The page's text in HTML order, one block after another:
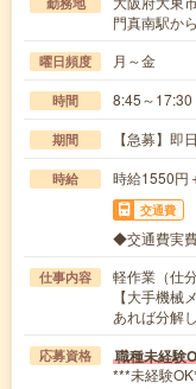
門真南駅か
曜日頻度 月～金
時間 8:45～17:30
期間 【急募】即
時給 時給1550円
交通費
◆交通費実
仕事内容
軽作業（仕
【大手機械
あれば分解
応募資格 職種未経験
***未経験